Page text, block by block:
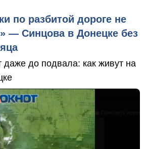
по разбитой дороге не
— Синцова в Донецке без
даже до подвала: как живут на